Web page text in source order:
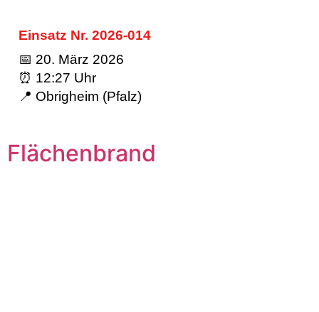
Einsatz Nr. 2026-014
📅 20. März 2026
⏰ 12:27 Uhr
📍 Obrigheim (Pfalz)
Flächenbrand